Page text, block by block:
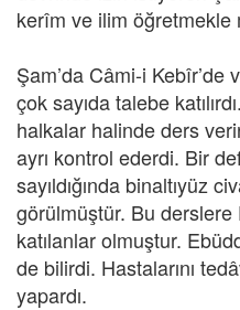
kerîm ve ilim öğretmekle
Şam’da Câmi-i
çok sayıda talebe
halkalar halinde ders
ayrı kontrol ederdi. Bir
sayıldığında binaltıyüz
görülmüştür. Bu derslere
katılanlar olmuştur.
de bilirdi. Hastalarını
yapardı.